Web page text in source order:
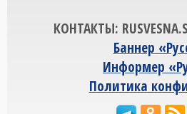
КОНТАКТЫ:
Баннер
Информер
Политика